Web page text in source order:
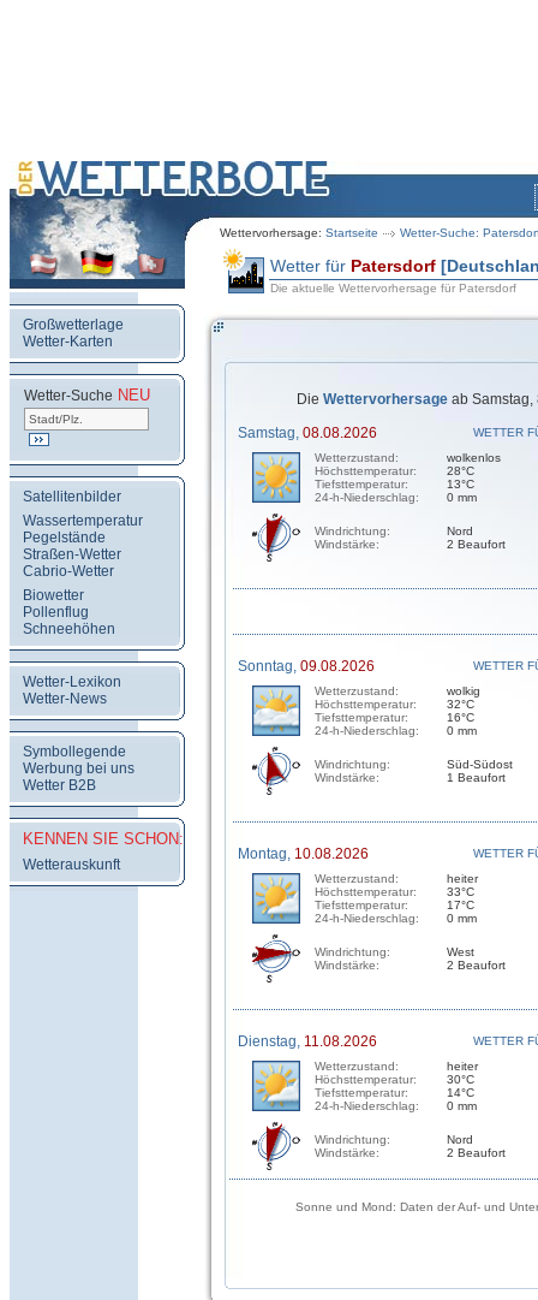
Wettervorhersage: Startseite Wetter-Suche:
Großwetterlage
Wetter-Karten
Wetter-Suche NEU
Satellitenbilder
Wassertemperatur
Pegelstände
Straßen-Wetter
Cabrio-Wetter
Biowetter
Pollenflug
Schneehöhen
Wetter-Lexikon
Wetter-News
Symbollegende
Werbung bei uns
Wetter B2B
KENNEN SIE SCHON:
Wetterauskunft
Wetter für Patersdorf
Die aktuelle Wettervorhersage für Patersdorf
Die Wettervorhersage ab Samstag,
Samstag, 08.08.2026
WETTER
Wetterzustand:
Höchsttemperatur:
Tiefsttemperatur:
24-h-Niederschlag:
wolkenlos
28°C
13°C
0 mm
Windrichtung:
Windstärke:
Nord
2 Beaufort
Sonntag, 09.08.2026
WETTER
Wetterzustand:
Höchsttemperatur:
Tiefsttemperatur:
24-h-Niederschlag:
wolkig
32°C
16°C
0 mm
Windrichtung:
Windstärke:
Süd-Südost
1 Beaufort
Montag, 10.08.2026
WETTER
Wetterzustand:
Höchsttemperatur:
Tiefsttemperatur:
24-h-Niederschlag:
heiter
33°C
17°C
0 mm
Windrichtung:
Windstärke:
West
2 Beaufort
Dienstag, 11.08.2026
WETTER
Wetterzustand:
Höchsttemperatur:
Tiefsttemperatur:
24-h-Niederschlag:
heiter
30°C
14°C
0 mm
Windrichtung:
Windstärke:
Nord
2 Beaufort
Sonne und Mond: Daten der Auf- und